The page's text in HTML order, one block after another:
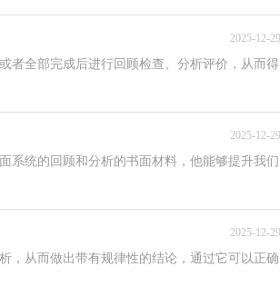
2025-12-29
者全部完成后进行回顾检查、分析评价，从而得
2025-12-29
系统的回顾和分析的书面材料，他能够提升我们
2025-12-29
，从而做出带有规律性的结论，通过它可以正确